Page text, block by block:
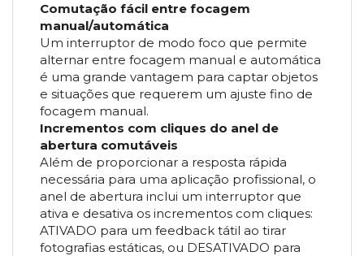
Comutação fácil entre focagem
manual/automática
Um interruptor de modo foco que permite
alternar entre focagem manual e automática
é uma grande vantagem para captar objetos
e situações que requerem um ajuste fino de
focagem manual.
Incrementos com cliques do anel de
abertura comutáveis
Além de proporcionar a resposta rápida
necessária para uma aplicação profissional, o
anel de abertura inclui um interruptor que
ativa e desativa os incrementos com cliques:
ATIVADO para um feedback tátil ao tirar
fotografias estáticas, ou DESATIVADO para